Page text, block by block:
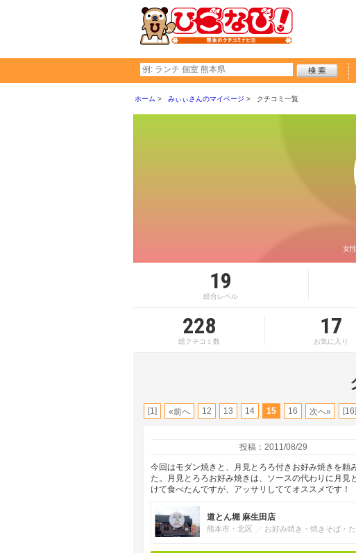
ホーム みぃぃさんのマイページ クチコミ一覧
女性
19
総合レベル
228
総クチコミ数
17
お気に入り
[1] «前へ 12 13 14 15 16 次へ» [16]
投稿：2011/08/29
今回はモダン焼きと、月見とろろ付きお好み焼きを
た。月見とろろお好み焼きは、ソースの代わりに月
けて食べたんですが、アッサリしててオススメです！
道とん堀 麻生田店
熊本市・北区 お好み焼き・焼きそば・